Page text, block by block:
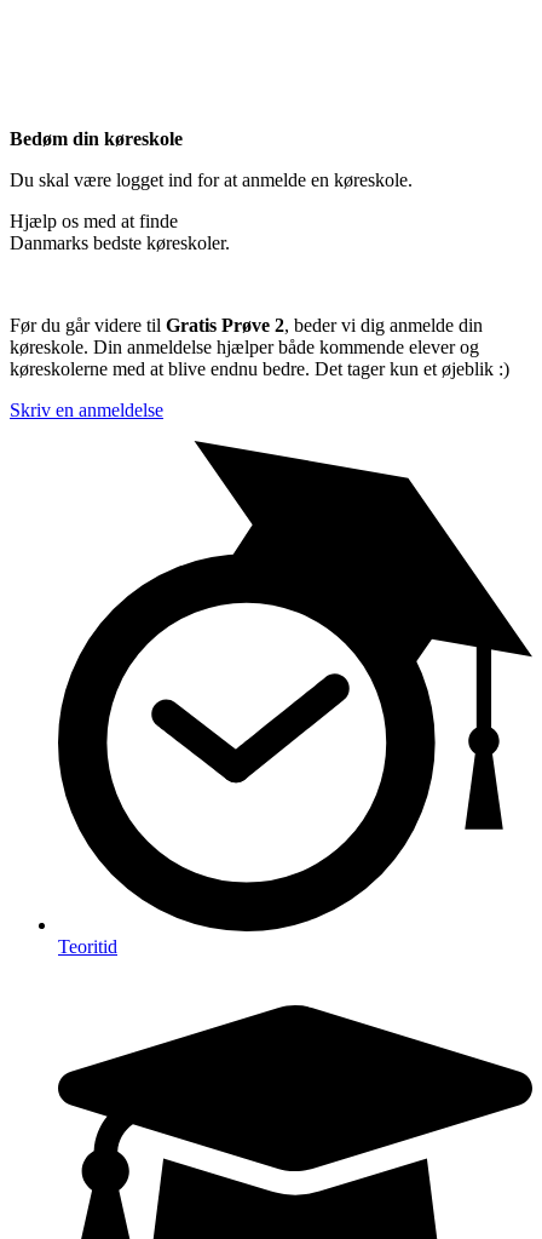
Bedøm din køreskole
Du skal være logget ind for at anmelde en køreskole.
Hjælp os med at finde
Danmarks bedste køreskoler.
Før du går videre til Gratis Prøve 2, beder vi dig anmelde din
køreskole. Din anmeldelse hjælper både kommende elever og
køreskolerne med at blive endnu bedre. Det tager kun et øjeblik :)
Skriv en anmeldelse
Teoritid